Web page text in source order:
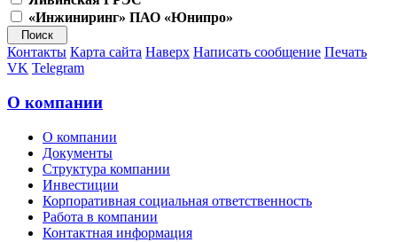
«Инжиниринг» ПАО «Юнипро»
Контакты Карта сайта Наверх Написать сообщение Печать
VK Telegram
О компании
О компании
Документы
Структура компании
Инвестиции
Корпоративная социальная ответственность
Работа в компании
Контактная информация